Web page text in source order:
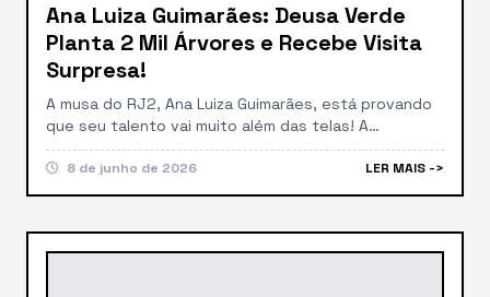
Ana Luiza Guimarães: Deusa Verde
Planta 2 Mil Árvores e Recebe Visita
Surpresa!
A musa do RJ2, Ana Luiza Guimarães, está provando
que seu talento vai muito além das telas! A
apresentadora virou a ‘deusa verde’ ao celebrar o
sucesso espetacular de um projeto ambiental em
seu sítio, na charmosa Região Serrana do Rio. Ela
Atlântica e, para coroar […]
8 de junho de 2026 LER MAIS ->